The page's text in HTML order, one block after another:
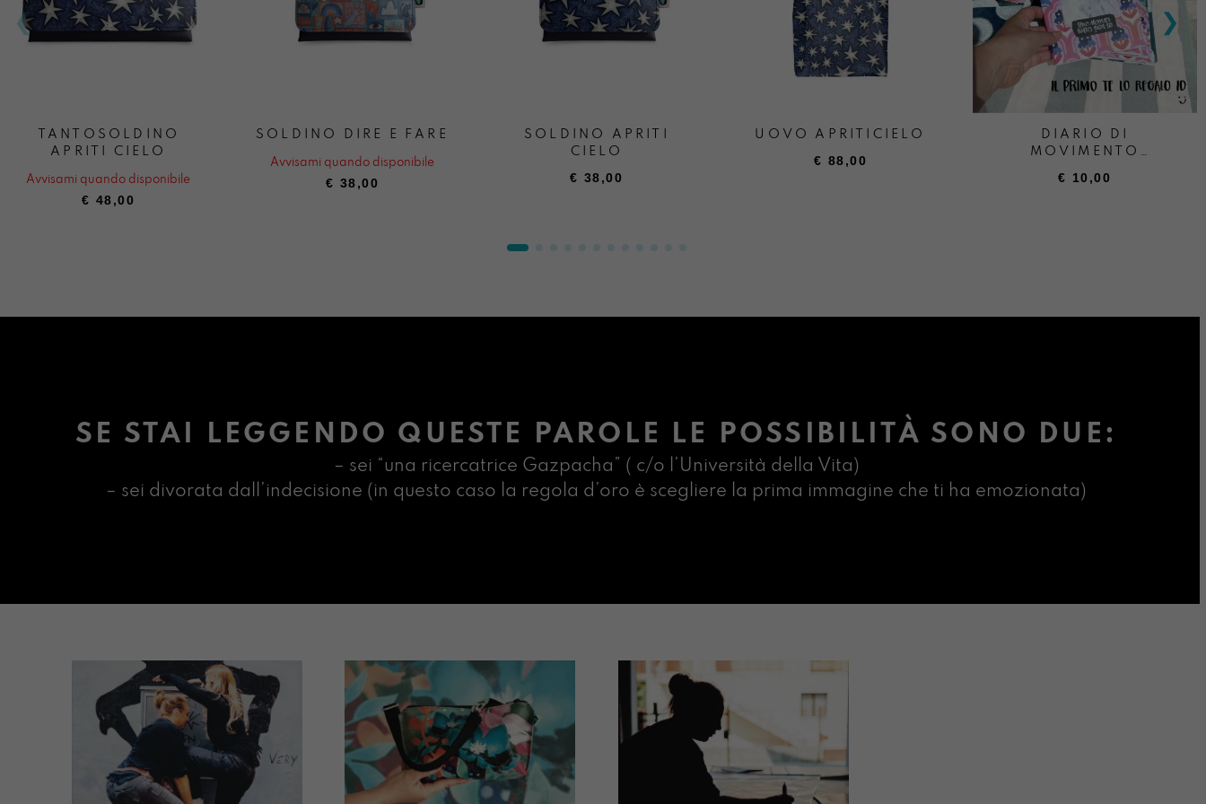
TANTOSOLDINO
APRITI CIELO
Avvisami quando disponibile
€ 48,00
SOLDINO DIRE E FARE
Avvisami quando disponibile
€ 38,00
SOLDINO APRITI
CIELO
€ 38,00
UOVO APRITICIELO
€ 88,00
DIARIO DI
MOVIMENTO
€ 10,00
SE STAI LEGGENDO QUESTE PAROLE LE POSSIBILITÀ SONO DUE:
– sei “una ricercatrice Gazpacha” ( c/o l’Università della Vita)
– sei divorata dall’indecisione (in questo caso la regola d’oro è scegliere la prima immagine che ti ha emozionata)